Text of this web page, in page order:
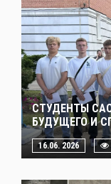
СТУДЕНТЫ
БУДУЩЕГО И
16.06. 2026